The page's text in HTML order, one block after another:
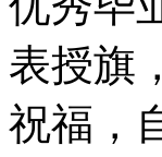
表授旗
祝福，